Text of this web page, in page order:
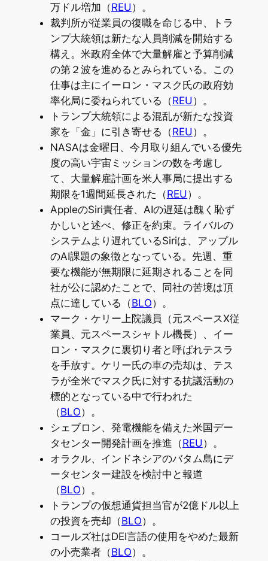
万ドル増加（REU）。
裁判所が従業員の復職を命じる中、トラ
ンプ大統領は新たな人員削減を開始する
構え。米政府全体で大量解雇と予算削減
の第２波を進めるとみられている。この
仕事は主にイーロン・マスク氏の政府効
率化局に委ねられている（REU）。
トランプ大統領による混乱が新たな投資
家を「金」に引き寄せる（REU）。
NASAは金曜日、今月取り組んでいる優先
度の高い宇宙ミッションの数を考慮し
て、大量解雇計画を米人事局に提出する
期限を1週間延長された（REU）。
AppleのSiri責任者、AIの遅延は醜く恥ず
かしいと述べ、修正を約束。ライバルの
システムより遅れているSiriは、アップル
のAI課題の象徴となっている。先週、重
要な機能が無期限に延期されることを同
社が公に認めたことで、同社の苦境は頂
点に達している（BLO）。
マーク・ケリー上院議員（元スペースX従
業員、元スペースシャトル機長）、イー
ロン・マスクに裏切り者と呼ばれテスラ
を手放す。ケリー氏の車の売却は、テス
ラが全米でマスク氏に対する抗議活動の
標的となっている中で行われた
（BLO）。
シェブロン、発電機能を備えた米国デー
タセンター開発計画を推進（REU）。
オラクル、インドネシアのバタム島にデ
ータセンター建設を検討中と報道
（BLO）。
トランプの仮想通貨担当官が2億ドル以上
の投資を売却（BLO）。
コールズ社はDEI言語の使用をやめた最新
の小売業者（BLO）。